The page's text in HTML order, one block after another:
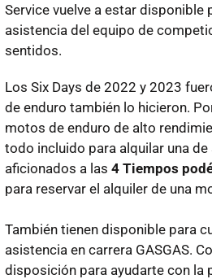
Service vuelve a estar disponible
asistencia del equipo de
sentidos.
Los Six Days de 2022 y 2023
de enduro también lo hicieron.
motos de enduro de alto
todo incluido para alquilar una
aficionados a las 4 Tiempos
para reservar el alquiler de una
También tienen disponible para
asistencia en carrera GASGAS.
disposición para ayudarte con la